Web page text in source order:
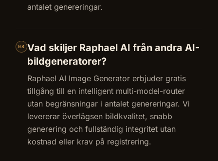
antalet genereringar.
03 Vad skiljer Raphael AI från andra AI-
bildgeneratorer?
Raphael AI Image Generator erbjuder gratis
tillgång till en intelligent multi-model-router
utan begränsningar i antalet genereringar. Vi
levererar överlägsen bildkvalitet, snabb
generering och fullständig integritet utan
kostnad eller krav på registrering.